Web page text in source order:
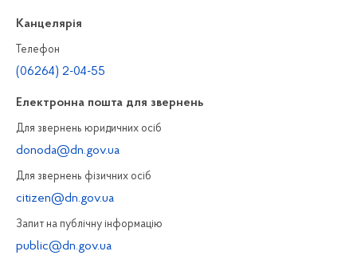
Канцелярiя
Телефон
(06264) 2-04-55
Електронна пошта для звернень
Для звернень юридичних осiб
donoda@dn.gov.ua
Для звернень фізичних осiб
citizen@dn.gov.ua
Запит на публiчну інформацiю
public@dn.gov.ua